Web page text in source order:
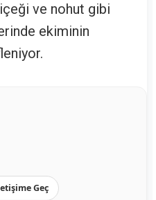
ve nohut gibi
ekiminin
Geç